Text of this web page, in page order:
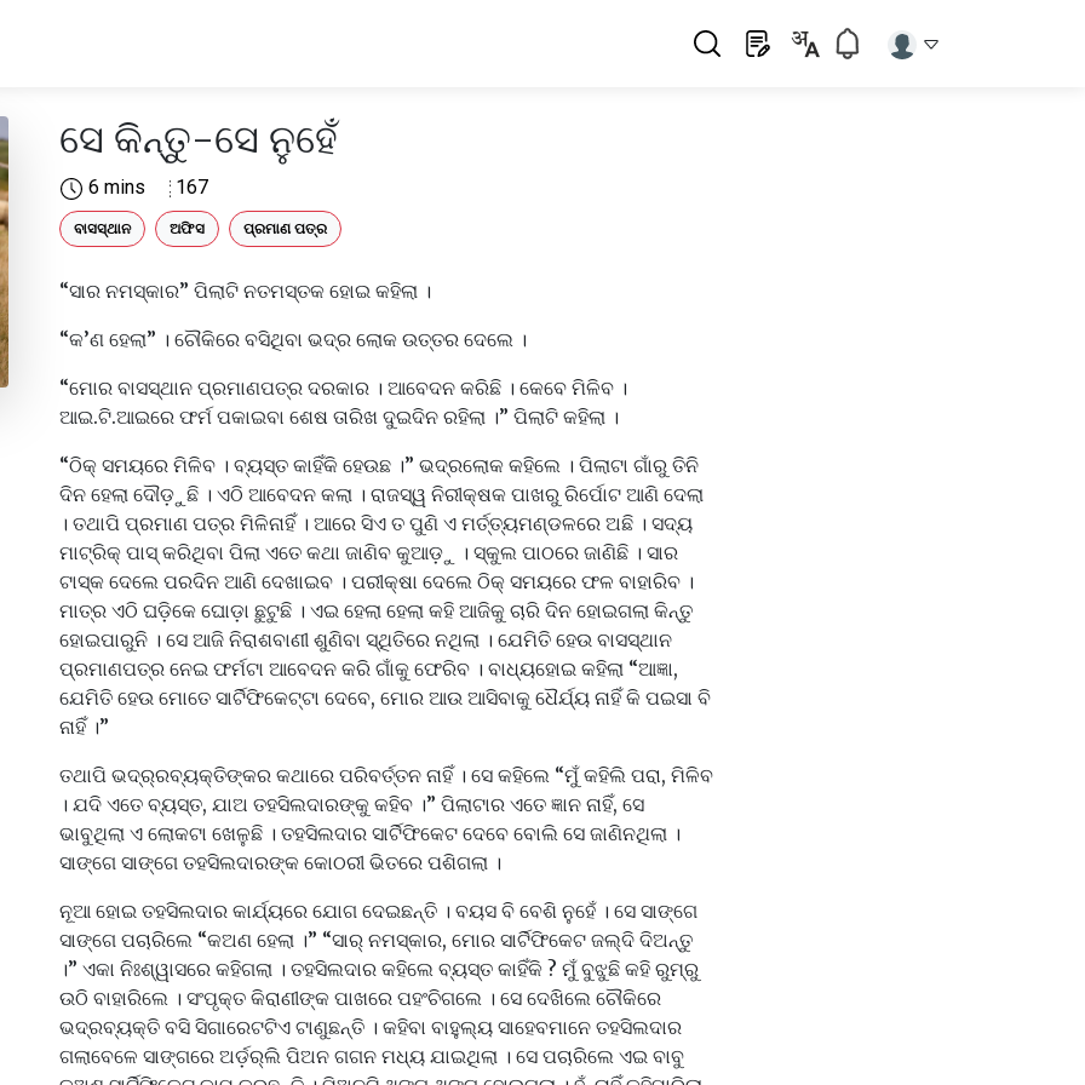
ସେ କିନ୍ତୁ-ସେ ନୁହେଁ
6 mins 167
ବାସସ୍ଥାନ ଅଫିସ ପ୍ରମାଣ ପତ୍ର
“ସାର ନମସ୍କାର” ପିଲାଟି ନତମସ୍ତକ ହୋଇ କହିଲା ।
“କ’ଣ ହେଲା” । ଚୌକିରେ ବସିଥିବା ଭଦ୍ର ଲୋକ ଉତ୍ତର ଦେଲେ ।
“ମୋର ବାସସ୍ଥାନ ପ୍ରମାଣପତ୍ର ଦରକାର । ଆବେଦନ କରିଛି । କେବେ ମିଳିବ ।
ଆଇ.ଟି.ଆଇରେ ଫର୍ମ ପକାଇବା ଶେଷ ତାରିଖ ଦୁଇଦିନ ରହିଲା ।” ପିଲାଟି କହିଲା ।
“ଠିକ୍ ସମୟରେ ମିଳିବ । ବ୍ୟସ୍ତ କାହିଁକି ହେଉଛ ।” ଭଦ୍ରଲୋକ କହିଲେ । ପିଲାଟା ଗାଁରୁ ତିନି
ଦିନ ହେଲା ଦୌଡ଼ୁଛି । ଏଠି ଆବେଦନ କଲା । ରାଜସ୍ୱ ନିରୀକ୍ଷକ ପାଖରୁ ରିର୍ପୋଟ ଆଣି ଦେଲା
। ତଥାପି ପ୍ରମାଣ ପତ୍ର ମିଳିନାହିଁ । ଆରେ ସିଏ ତ ପୁଣି ଏ ମର୍ତ୍ତ୍ୟମଣ୍ଡଳରେ ଅଛି । ସଦ୍ୟ
ମାଟ୍ରିକ୍ ପାସ୍ କରିଥିବା ପିଲା ଏତେ କଥା ଜାଣିବ କୁଆଡ଼ୁ । ସ୍କୁଲ ପାଠରେ ଜାଣିଛି । ସାର
ଟାସ୍କ ଦେଲେ ପରଦିନ ଆଣି ଦେଖାଇବ । ପରୀକ୍ଷା ଦେଲେ ଠିକ୍ ସମୟରେ ଫଳ ବାହାରିବ ।
ମାତ୍ର ଏଠି ଘଡ଼ିକେ ଘୋଡ଼ା ଛୁଟୁଛି । ଏଇ ହେଲା ହେଲା କହି ଆଜିକୁ ଚାରି ଦିନ ହୋଇଗଲା କିନ୍ତୁ
ହୋଇପାରୁନି । ସେ ଆଜି ନିରାଶବାଣୀ ଶୁଣିବା ସ୍ଥିତିରେ ନଥିଲା । ଯେମିତି ହେଉ ବାସସ୍ଥାନ
ପ୍ରମାଣପତ୍ର ନେଇ ଫର୍ମଟା ଆବେଦନ କରି ଗାଁକୁ ଫେରିବ । ବାଧ୍ୟହୋଇ କହିଲା “ଆଜ୍ଞା,
ଯେମିତି ହେଉ ମୋତେ ସାର୍ଟିଫିକେଟ୍‌ଟା ଦେବେ, ମୋର ଆଉ ଆସିବାକୁ ଧୈର୍ଯ୍ୟ ନାହିଁ କି ପଇସା ବି
ନାହିଁ ।”
ତଥାପି ଭଦ୍ର୍ରବ୍ୟକ୍ତିଙ୍କର କଥାରେ ପରିବର୍ତ୍ତନ ନାହିଁ । ସେ କହିଲେ “ମୁଁ କହିଲି ପରା, ମିଳିବ
। ଯଦି ଏତେ ବ୍ୟସ୍ତ, ଯାଅ ତହସିଲଦାରଙ୍କୁ କହିବ ।” ପିଲାଟାର ଏତେ ଜ୍ଞାନ ନାହିଁ, ସେ
ଭାବୁଥିଲା ଏ ଲୋକଟା ଖେଳୁଛି । ତହସିଲଦାର ସାର୍ଟିଫିକେଟ ଦେବେ ବୋଲି ସେ ଜାଣିନଥିଲା ।
ସାଙ୍ଗେ ସାଙ୍ଗେ ତହସିଲଦାରଙ୍କ କୋଠରୀ ଭିତରେ ପଶିଗଲା ।
ନୂଆ ହୋଇ ତହସିଲଦାର କାର୍ଯ୍ୟରେ ଯୋଗ ଦେଇଛନ୍ତି । ବୟସ ବି ବେଶି ନୁହେଁ । ସେ ସାଙ୍ଗେ
ସାଙ୍ଗେ ପଚାରିଲେ “କଅଣ ହେଲା ।” “ସାର୍ ନମସ୍କାର, ମୋର ସାର୍ଟିଫିକେଟ ଜଲ୍‌ଦି ଦିଅନ୍ତୁ
।” ଏକା ନିଃଶ୍ୱାସରେ କହିଗଲା । ତହସିଲଦାର କହିଲେ ବ୍ୟସ୍ତ କାହିଁକି ? ମୁଁ ବୁଝୁଛି କହି ରୁମ୍‌ରୁ
ଉଠି ବାହାରିଲେ । ସଂପୃକ୍ତ କିରାଣୀଙ୍କ ପାଖରେ ପହଂଚିଗଲେ । ସେ ଦେଖିଲେ ଚୌକିରେ
ଭଦ୍ରବ୍ୟକ୍ତି ବସି ସିଗାରେଟଟିଏ ଟାଣୁଛନ୍ତି । କହିବା ବାହୁଲ୍ୟ ସାହେବମାନେ ତହସିଲଦାର
ଗଲାବେଳେ ସାଙ୍ଗରେ ଅର୍ଡ଼ର୍‌ଲି ପିଅନ ଗଗନ ମଧ୍ୟ ଯାଇଥିଲା । ସେ ପଚାରିଲେ ଏଇ ବାବୁ